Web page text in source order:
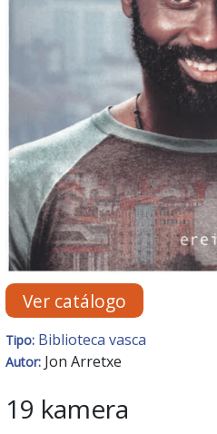
Ver catálogo
Tipo: Biblioteca vasca
Autor: Jon Arretxe
19 kamera